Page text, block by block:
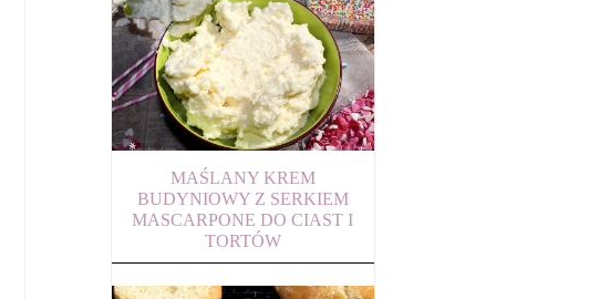
MAŚLANY KREM
BUDYNIOWY Z SERKIEM
MASCARPONE DO CIAST I
TORTÓW